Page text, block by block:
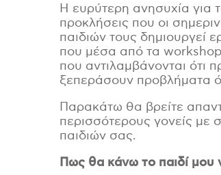
Η ευρύτερη ανησυχία για
προκλήσεις που οι
παιδιών τους δημιουργεί
που μέσα από τα
που αντιλαμβάνονται ότι
ξεπεράσουν προβλήματα
Παρακάτω θα βρείτε
περισσότερους γονείς με
παιδιών σας.
Πως θα κάνω το παιδί μου